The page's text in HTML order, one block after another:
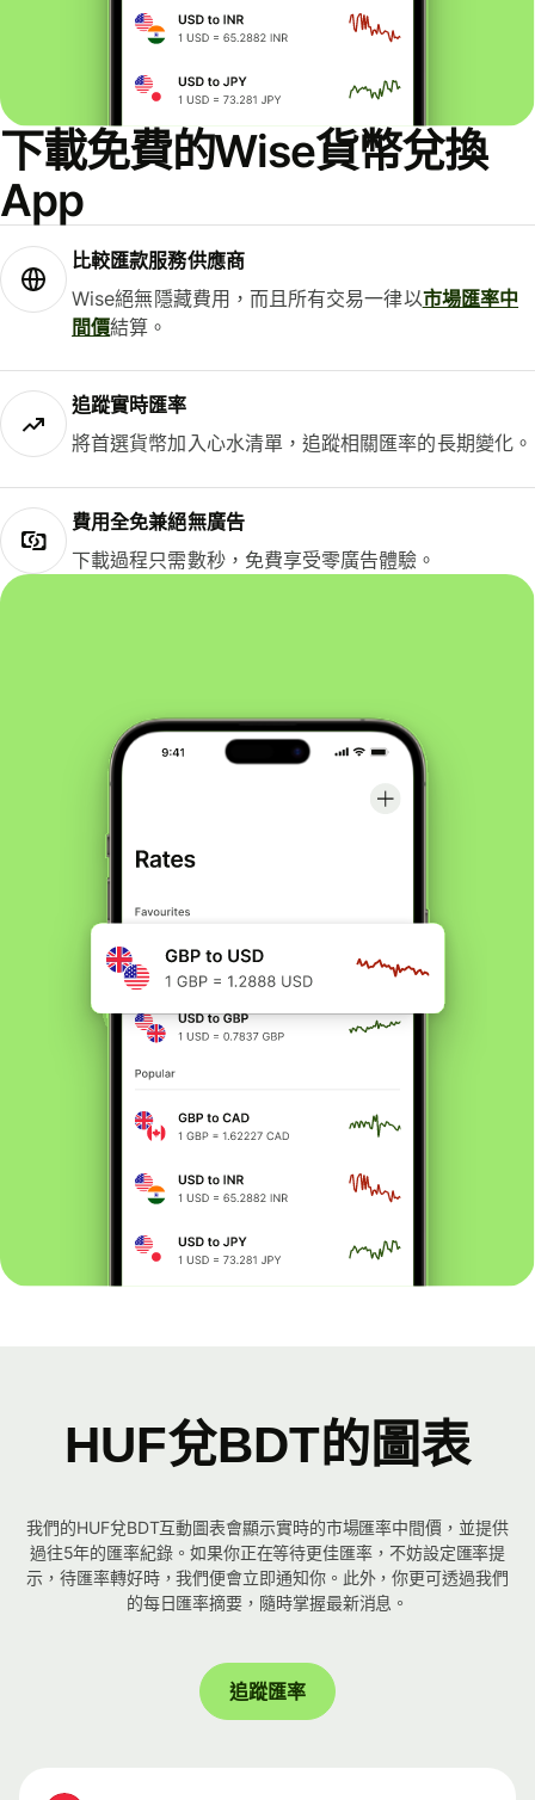
下載免費的Wise貨幣兌換
App
比較匯款服務供應商
Wise絕無隱藏費用，而且所有交易一律以市場匯率中
間價結算。
追蹤實時匯率
將首選貨幣加入心水清單，追蹤相關匯率的長期變化。
費用全免兼絕無廣告
下載過程只需數秒，免費享受零廣告體驗。
HUF兌BDT的圖表
我們的HUF兌BDT互動圖表會顯示實時的市場匯率中間價，並提供
過往5年的匯率紀錄。如果你正在等待更佳匯率，不妨設定匯率提
示，待匯率轉好時，我們便會立即通知你。此外，你更可透過我們
的每日匯率摘要，隨時掌握最新消息。
追蹤匯率